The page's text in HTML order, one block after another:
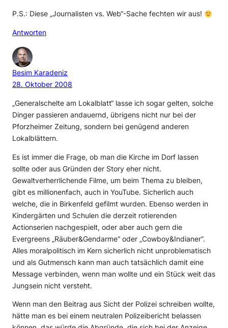
P.S.: Diese „Journalisten vs. Web“-Sache fechten wir aus!
Antworten
Besim Karadeniz
28. Oktober 2008
„Generalschelte am Lokalblatt“ lasse ich sogar gelten, solche
Dinger passieren andauernd, übrigens nicht nur bei der
Pforzheimer Zeitung, sondern bei genügend anderen
Lokalblättern.
Es ist immer die Frage, ob man die Kirche im Dorf lassen
sollte oder aus Gründen der Story eher nicht.
Gewaltverherrlichende Filme, um beim Thema zu bleiben,
gibt es millionenfach, auch in YouTube. Sicherlich auch
welche, die in Birkenfeld gefilmt wurden. Ebenso werden in
Kindergärten und Schulen die derzeit rotierenden
Actionserien nachgespielt, oder aber auch gern die
Evergreens „Räuber&Gendarme“ oder „Cowboy&Indianer“.
Alles moralpolitisch im Kern sicherlich nicht unproblematisch
und als Gutmensch kann man auch tatsächlich damit eine
Message verbinden, wenn man wollte und ein Stück weit das
Jungsein nicht versteht.
Wenn man den Beitrag aus Sicht der Polizei schreiben wollte,
hätte man es bei einem neutralen Polizeibericht belassen